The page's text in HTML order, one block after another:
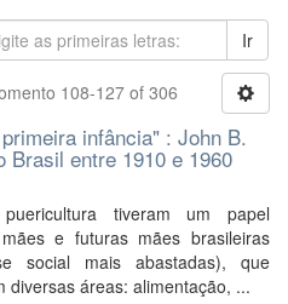
Ir
108-127 of 306
infância" : John B.
Brasil entre 1910 e 1960
tiveram um papel
e futuras mães brasileiras
social mais abastadas), que
diversas áreas: alimentação, ...